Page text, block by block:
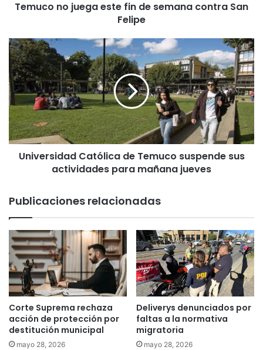
a
e
s
t
e
f
i
n
d
a
n
a
c
o
n
t
r
a
n
Temuco no juega este fin de semana contra San
Felipe
U
n
v
e
r
s
i
d
t
ó
l
c
a
d
e
T
e
m
u
Universidad Católica de Temuco suspende sus
actividades para mañana jueves
Publicaciones relacionadas
Corte Suprema rechaza
acción de protección por
destitución municipal
mayo 28, 2026
Deliverys denunciados por
faltas a la normativa
migratoria
mayo 28, 2026